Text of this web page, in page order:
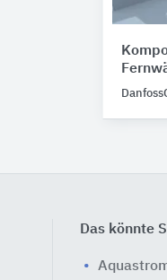
Das könnte